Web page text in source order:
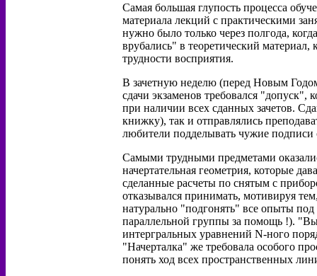
Самая большая глупость процесса
материала лекций с практическими
нужно было только через полгода,
врубались" в теоретический
трудности восприятия.
В зачетную неделю (перед Новым
сдачи экзаменов требовался "допуск",
при наличии всех сданных зачетов.
книжку), так и отправлялись
любители подделывать чужие
Самыми трудными предметами
начертательная геометрия, которые
сделанные расчеты по снятым с
отказывался принимать, мотивируя
натурально "подгонять" все опыты
параллельной группы за помощь !).
интергральных уравнений N-ного
"Начерталка" же требовала особого
понять ход всех пространственных